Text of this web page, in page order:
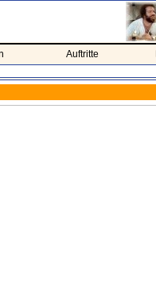
Auftritte